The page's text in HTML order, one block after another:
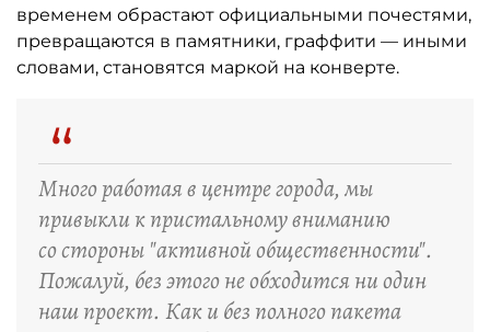
временем обрастают официальными почестями,
превращаются в памятники, граффити — иными
словами, становятся маркой на конверте.
“
Много работая в центре города, мы
привыкли к пристальному вниманию
со стороны "активной общественности".
Пожалуй, без этого не обходится ни один
наш проект. Как и без полного пакета